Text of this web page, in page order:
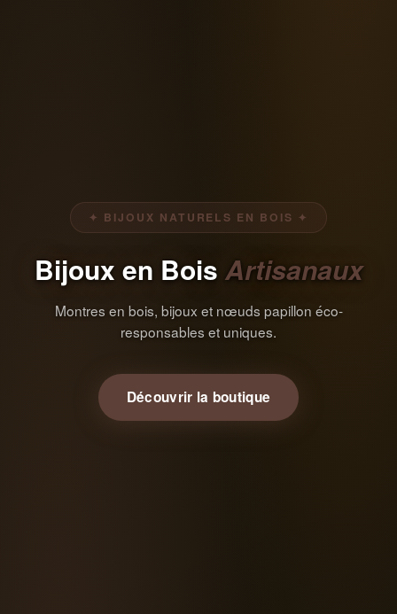
✦ BIJOUX NATURELS EN BOIS ✦
Bijoux en Bois Artisanaux
Montres en bois, bijoux et nœuds papillon éco-
responsables et uniques.
Découvrir la boutique